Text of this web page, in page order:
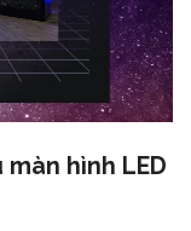
hình LED